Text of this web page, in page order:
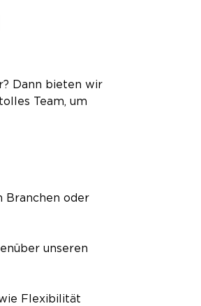
Dann bieten wir
Team, um
Branchen oder
unseren
Flexibilität